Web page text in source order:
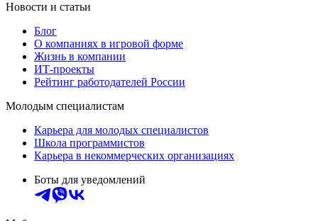
Новости и статьи
Блог
О компаниях в игровой форме
Жизнь в компании
ИТ-проекты
Рейтинг работодателей России
Молодым специалистам
Карьера для молодых специалистов
Школа программистов
Карьера в некоммерческих организациях
Боты для уведомлений